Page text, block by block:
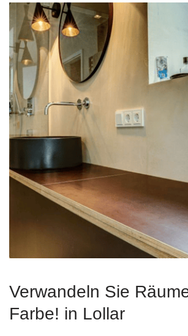
Verwandeln Sie
Farbe! in Lollar